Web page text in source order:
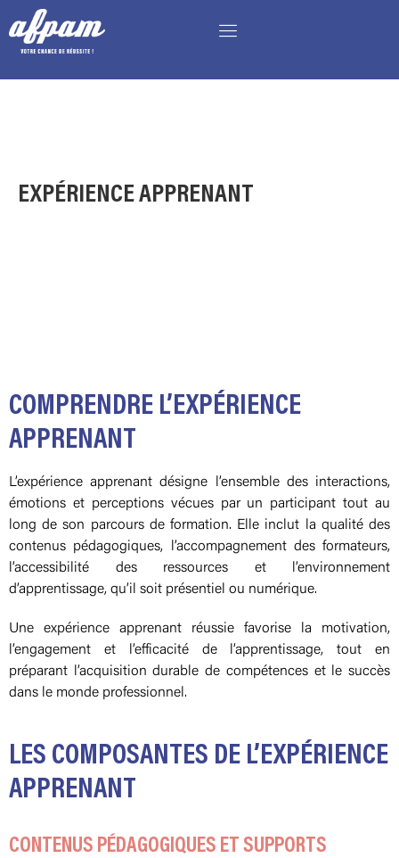
EXPÉRIENCE APPRENANT
COMPRENDRE L’EXPÉRIENCE
APPRENANT
L’expérience apprenant désigne l’ensemble des interactions,
émotions et perceptions vécues par un participant tout au
long de son parcours de formation. Elle inclut la qualité des
contenus pédagogiques, l’accompagnement des formateurs,
l’accessibilité des ressources et l’environnement
d’apprentissage, qu’il soit présentiel ou numérique.
Une expérience apprenant réussie favorise la motivation,
l’engagement et l’efficacité de l’apprentissage, tout en
préparant l’acquisition durable de compétences et le succès
dans le monde professionnel.
LES COMPOSANTES DE L’EXPÉRIENCE
APPRENANT
CONTENUS PÉDAGOGIQUES ET SUPPORTS